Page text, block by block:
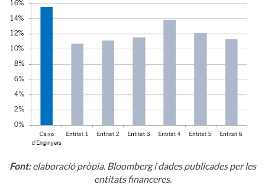
Font:elaboració pròpia. Bloomberg i dades publicades per les
entitats financeres.